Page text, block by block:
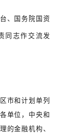
、国务院国资
同志作交流发
市和计划单列
单位，中央和
的金融机构、